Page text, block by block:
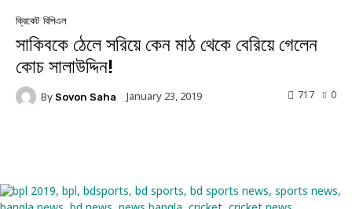
ক্রিকেট বিপিএল
সাকিবকে ঠেলে সরিয়ে কেন মাঠ থেকে বেরিয়ে গেলেন
কোচ সালাউদ্দিন!
By Sovon Saha January 23, 2019 0
717